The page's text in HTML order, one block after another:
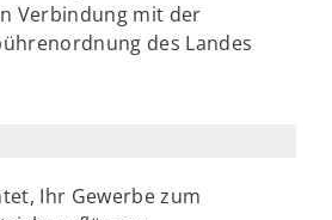
Verbindung mit der
des Landes
Ihr Gewerbe zum